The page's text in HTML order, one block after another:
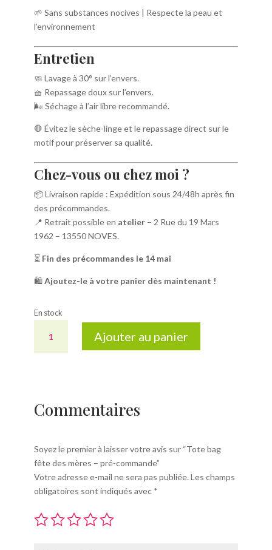
🌱 Sans substances nocives | Respecte la peau et
l’environnement
Entretien
🧼 Lavage à 30° sur l’envers.
🧺 Repassage doux sur l’envers.
🌬️ Séchage à l’air libre recommandé.
🛑 Évitez le sèche-linge et le repassage direct sur le
motif pour préserver sa qualité.
Chez-vous ou chez moi ?
📦 Livraison rapide : Expédition sous 24/48h après fin
des précommandes.
📍 Retrait possible en atelier – 2 Rue du 19 Mars
1962 – 13550 NOVES.
⏳ Fin des précommandes le 14 mai
🛍️Ajoutez-le à votre panier dès maintenant !
En stock
Tote
mères
commande
Ajouter au panier
Commentaires
Soyez le premier à laisser votre avis sur “Tote bag
fête des mères – pré-commande”
Votre adresse e-mail ne sera pas publiée. Les champs
obligatoires sont indiqués avec *